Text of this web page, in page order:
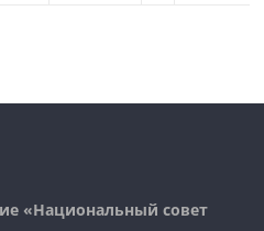
«Национальный совет